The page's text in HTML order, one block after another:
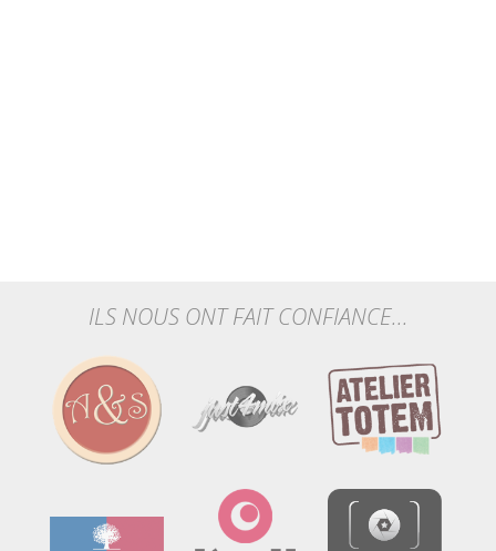
ILS NOUS ONT FAIT CONFIANCE...